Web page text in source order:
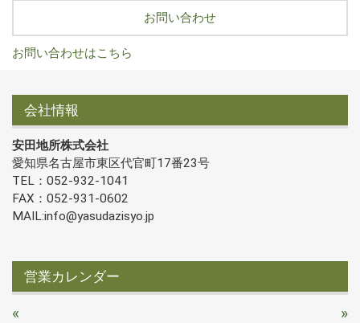
お問い合わせ
お問い合わせはこちら
会社情報
安田地所株式会社
愛知県名古屋市東区代官町17番23号
TEL：052-932-1041
FAX：052-931-0602
MAIL:info@yasudazisyo.jp
営業カレンダー
« »